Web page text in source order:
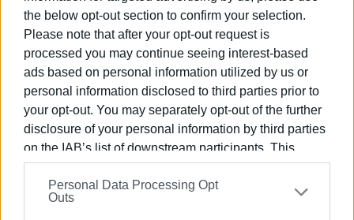
the below opt-out section to confirm your selection.
Please note that after your opt-out request is
processed you may continue seeing interest-based
ads based on personal information utilized by us or
personal information disclosed to third parties prior to
your opt-out. You may separately opt-out of the further
disclosure of your personal information by third parties
on the IAB’s list of downstream participants. This
information may also be disclosed by us to third parties
on theIAB’s List of Downstream Participants
that may
further disclose it to other third parties.
Personal Data Processing Opt
Outs
στόχο την πληρέστερη κατάσταση της εικόνας της
πόλης με σκοπό την προστασία της πολιτιστικής
κληρονομιάς. Προς τον σκοπό αυτό εκπονήθηκαν 1500
καρτέλες απογραφής για κάθε κτήριο ή στοιχείο της
Παλιάς Πόλης.
Πιο συγκεκριμένα, σε κάθε καρτέλα καταγράφονται
πληροφορίες για τα ιστορικά, μορφολογικά και
τυπολογικά χαρακτηριστικά (όπως: φωτογραφίες,
διεύθυνση, αριθμός ορόφων, χρονολόγηση, χρήση, υλικά
κατασκευής, κατάσταση διατήρησης, παθολογία-